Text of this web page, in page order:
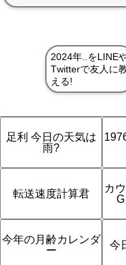
足利 今日の天気は
雨?
転送速度計算君
カ
今年の月齢カレンダ
ー
今